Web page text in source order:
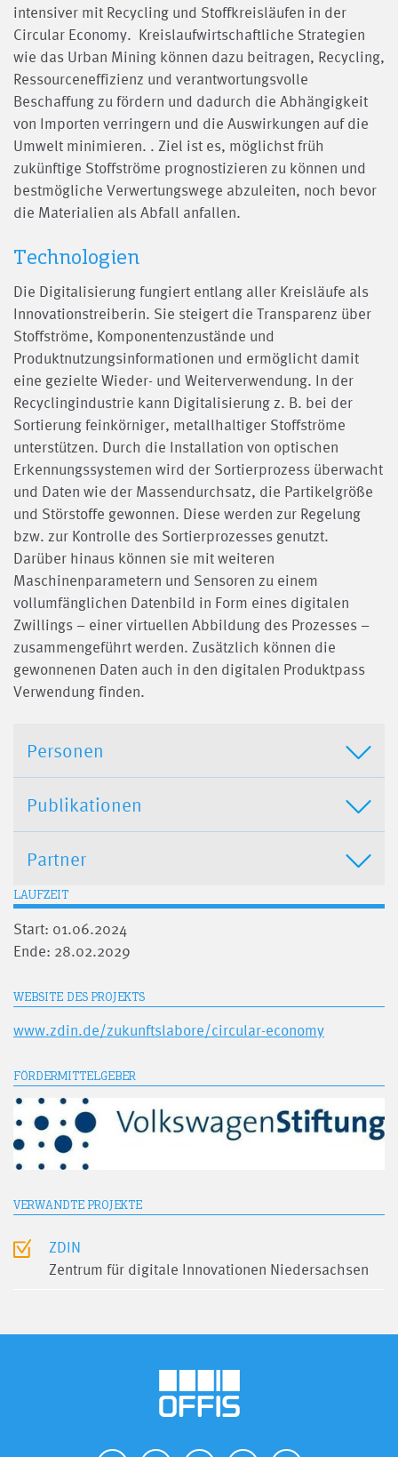
intensiver mit Recycling und Stoffkreisläufen in der
Circular Economy. Kreislaufwirtschaftliche Strategien
wie das Urban Mining können dazu beitragen, Recycling,
Ressourceneffizienz und verantwortungsvolle
Beschaffung zu fördern und dadurch die Abhängigkeit
von Importen verringern und die Auswirkungen auf die
Umwelt minimieren. . Ziel ist es, möglichst früh
zukünftige Stoffströme prognostizieren zu können und
bestmögliche Verwertungswege abzuleiten, noch bevor
die Materialien als Abfall anfallen.
Technologien
Die Digitalisierung fungiert entlang aller Kreisläufe als
Innovationstreiberin. Sie steigert die Transparenz über
Stoffströme, Komponentenzustände und
Produktnutzungsinformationen und ermöglicht damit
eine gezielte Wieder- und Weiterverwendung. In der
Recyclingindustrie kann Digitalisierung z. B. bei der
Sortierung feinkörniger, metallhaltiger Stoffströme
unterstützen. Durch die Installation von optischen
Erkennungssystemen wird der Sortierprozess überwacht
und Daten wie der Massendurchsatz, die Partikelgröße
und Störstoffe gewonnen. Diese werden zur Regelung
bzw. zur Kontrolle des Sortierprozesses genutzt.
Darüber hinaus können sie mit weiteren
Maschinenparametern und Sensoren zu einem
vollumfänglichen Datenbild in Form eines digitalen
Zwillings – einer virtuellen Abbildung des Prozesses –
zusammengeführt werden. Zusätzlich können die
gewonnenen Daten auch in den digitalen Produktpass
Verwendung finden.
Personen
Publikationen
Partner
LAUFZEIT
Start: 01.06.2024
Ende: 28.02.2029
WEBSITE DES PROJEKTS
www.zdin.de/zukunftslabore/circular-economy
FÖRDERMITTELGEBER
VERWANDTE PROJEKTE
ZDIN
Zentrum für digitale Innovationen Niedersachsen